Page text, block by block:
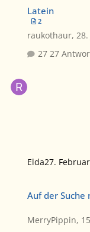
Latein
2
raukothaur,
27
Elda27.
Auf der Suche
MerryPippin,